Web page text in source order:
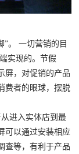
”。 一切营销的目
实现的。节假
屏，对促销的产品
费者的眼球，摆脱
进入实体店到最
可以通过安装相应
查等，有利于产品